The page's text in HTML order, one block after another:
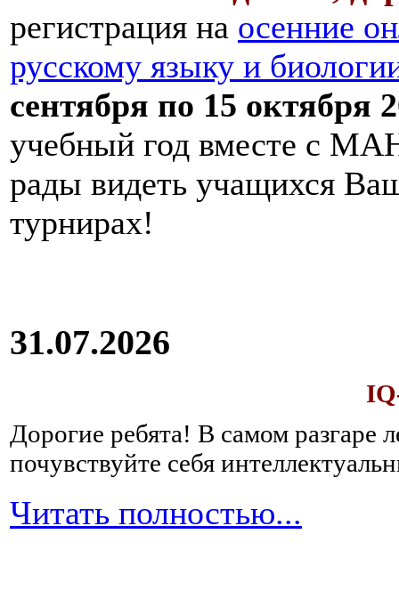
регистрация на осенние
русскому языку и
сентября по 15 октября
учебный год вместе с
рады видеть учащихся
турнирах!
31.07.2026
Дорогие ребята! В самом разгаре
почувствуйте себя
Читать полностью...